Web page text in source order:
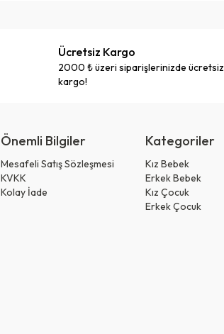
Ücretsiz Kargo
2000 ₺ üzeri siparişlerinizde ücretsiz
kargo!
Önemli Bilgiler
Mesafeli Satış Sözleşmesi
KVKK
Kolay İade
Kategoriler
Kız Bebek
Erkek Bebek
Kız Çocuk
Erkek Çocuk